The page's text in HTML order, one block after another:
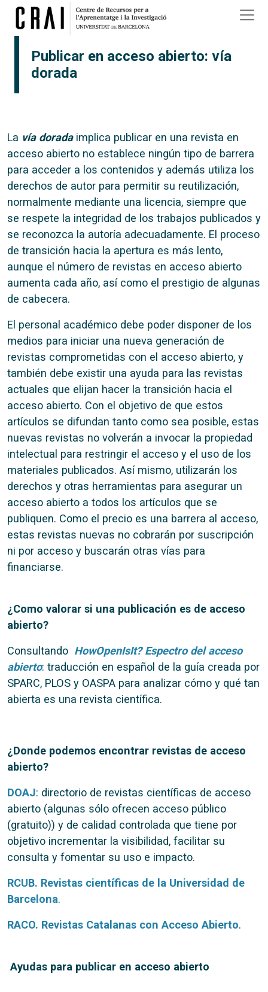
Pasar al contenido principal
Publicar en acceso abierto: vía
dorada
La vía doradaimplica publicar en una revista en
acceso abierto no establece ningún tipo de barrera
para acceder a los contenidos y además utiliza los
derechos de autor para permitir su reutilización,
normalmente mediante una licencia, siempre que
se respete la integridad de los trabajos publicados y
se reconozca la autoría adecuadamente. El proceso
de transición hacia la apertura es más lento,
aunque el número de revistas en acceso abierto
aumenta cada año, así como el prestigio de algunas
de cabecera.
El personal académico debe poder disponer de los
medios para iniciar una nueva generación de
revistas comprometidas con el acceso abierto, y
también debe existir una ayuda para las revistas
actuales que elijan hacer la transición hacia el
acceso abierto. Con el objetivo de que estos
artículos se difundan tanto como sea posible, estas
nuevas revistas no volverán a invocar la propiedad
intelectual para restringir el acceso y el uso de los
materiales publicados. Así mismo, utilizarán los
derechos y otras herramientas para asegurar un
acceso abierto a todos los artículos que se
publiquen. Como el precio es una barrera al acceso,
estas revistas nuevas no cobrarán por suscripción
ni por acceso y buscarán otras vías para
financiarse.
¿Como valorar si una publicación es de acceso
abierto?
Consultando HowOpenIsIt? Espectro del acceso
abierto: traducción en español de la guía creada por
SPARC, PLOS y OASPA para analizar cómo y qué tan
abierta es una revista científica.
¿Donde podemos encontrar revistas de acceso
abierto?
DOAJ: directorio de revistas científicas de acceso
abierto (algunas sólo ofrecen acceso público
(gratuito)) y de calidad controlada que tiene por
objetivo incrementar la visibilidad, facilitar su
consulta y fomentar su uso e impacto.
RCUB. Revistas científicas de la Universidad de
Barcelona.
RACO. Revistas Catalanas con Acceso Abierto.
Ayudas para publicar en acceso abierto